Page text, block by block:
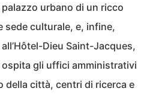
urbano di un ricco
sede culturale, e, infine,
Dieu Saint-Jacques,
gli uffici amministrativi
della città, centri di ricerca e